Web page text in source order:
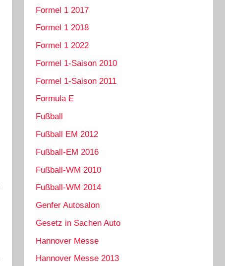
Formel 1 2017
Formel 1 2018
Formel 1 2022
Formel 1-Saison 2010
Formel 1-Saison 2011
Formula E
Fußball
Fußball EM 2012
Fußball-EM 2016
Fußball-WM 2010
Fußball-WM 2014
Genfer Autosalon
Gesetz in Sachen Auto
Hannover Messe
Hannover Messe 2013